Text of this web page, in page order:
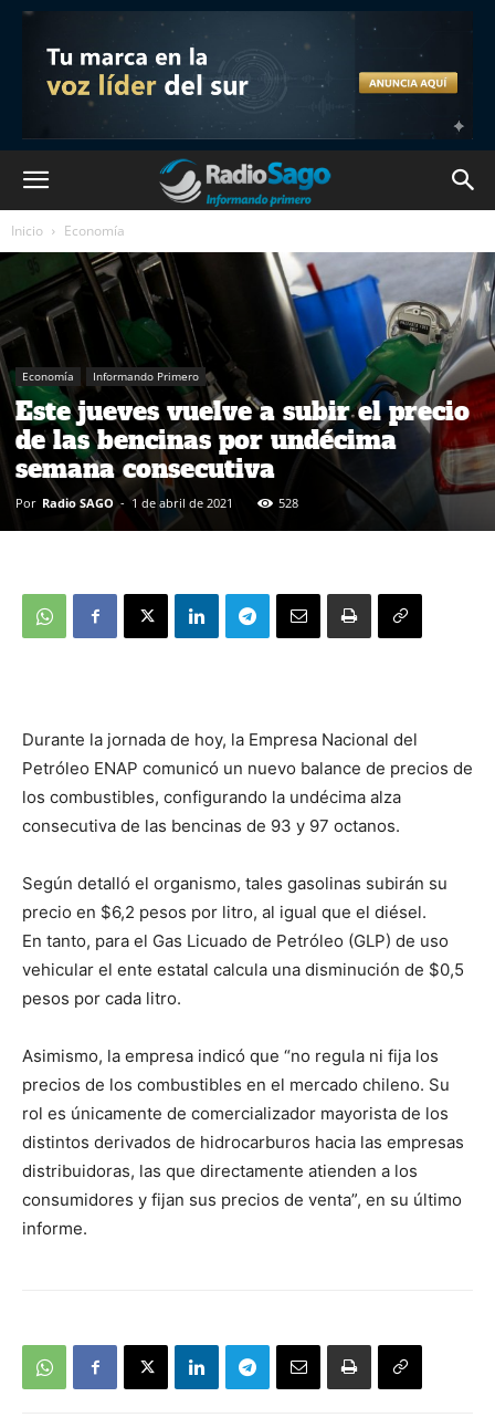
Inicio Economía
Economía Informando Primero
Este jueves vuelve a subir el precio
de las bencinas por undécima
semana consecutiva
Por Radio SAGO - 1 de abril de 2021 528
Durante la jornada de hoy, la Empresa Nacional del
Petróleo ENAP comunicó un nuevo balance de precios de
los combustibles, configurando la undécima alza
consecutiva de las bencinas de 93 y 97 octanos.
Según detalló el organismo, tales gasolinas subirán su
precio en $6,2 pesos por litro, al igual que el diésel.
En tanto, para el Gas Licuado de Petróleo (GLP) de uso
vehicular el ente estatal calcula una disminución de $0,5
pesos por cada litro.
Asimismo, la empresa indicó que “no regula ni fija los
precios de los combustibles en el mercado chileno. Su
rol es únicamente de comercializador mayorista de los
distintos derivados de hidrocarburos hacia las empresas
distribuidoras, las que directamente atienden a los
consumidores y fijan sus precios de venta”, en su último
informe.